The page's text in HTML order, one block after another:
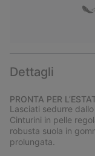
Dettagli
PRONTA PER
Lasciati sedurre
Cinturini in pelle
robusta suola in
prolungata.